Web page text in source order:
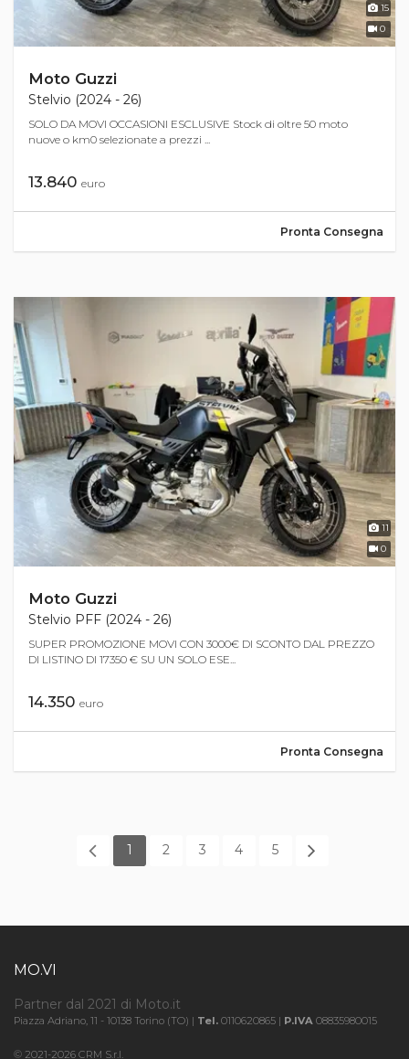
15
0
Moto Guzzi
Stelvio (2024 - 26)
SOLO DA MOVI OCCASIONI ESCLUSIVE Stock di oltre 50 moto
nuove o km0 selezionate a prezzi ...
13.840 euro
Pronta Consegna
11
0
Moto Guzzi
Stelvio PFF (2024 - 26)
SUPER PROMOZIONE MOVI CON 3000€ DI SCONTO DAL PREZZO
DI LISTINO DI 17350 € SU UN SOLO ESE...
14.350 euro
Pronta Consegna
1 2 3 4 5
MO.VI
Partner dal 2021 di Moto.it
Piazza Adriano, 11 - 10138 Torino (TO) | Tel. 0110620865 | P.IVA 08835980015
© 2021-2026 CRM S.r.l.